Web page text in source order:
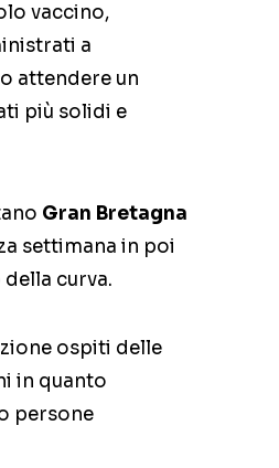
vaccino,
a
attendere un
più solidi e
Gran Bretagna
settimana in poi
curva.
ospiti delle
in quanto
persone